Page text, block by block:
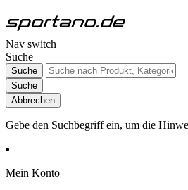
Nav switch
Suche
Suche
Suche
Abbrechen
Gebe den Suchbegriff ein, um die
Mein Konto